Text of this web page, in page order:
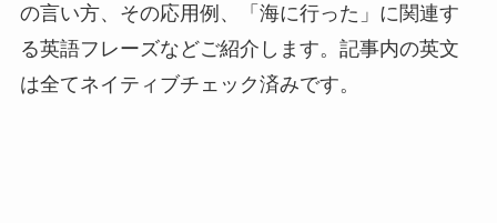
の言い方、その応用例、「海に行った」に関連す
る英語フレーズなどご紹介します。記事内の英文
は全てネイティブチェック済みです。